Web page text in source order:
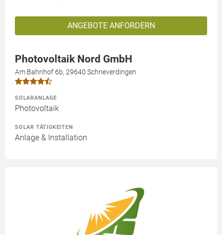
ANGEBOTE ANFORDERN
Photovoltaik Nord GmbH
Am Bahnhof 6b, 29640 Schneverdingen
SOLARANLAGE
Photovoltaik
SOLAR TÄTIGKEITEN
Anlage & Installation